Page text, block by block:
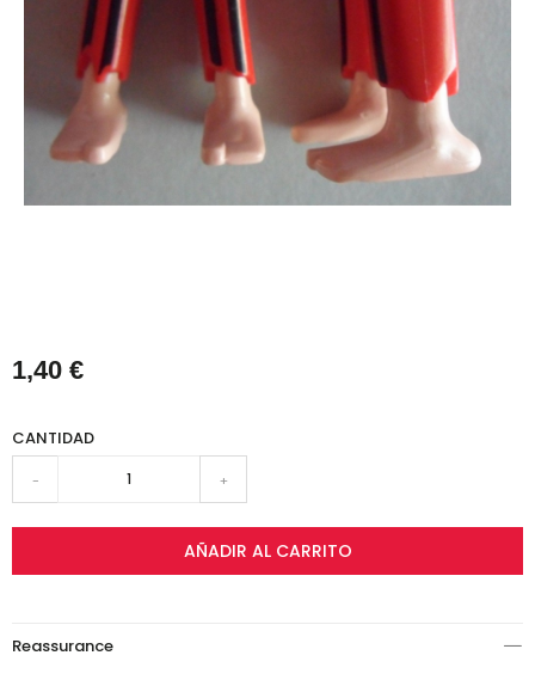
1,40 €
CANTIDAD
- +
AÑADIR AL CARRITO
Reassurance